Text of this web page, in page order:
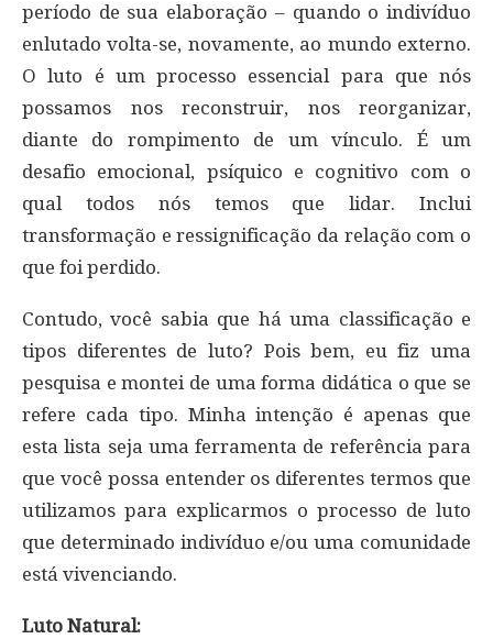
período de sua elaboração – quando o indivíduo
enlutado volta-se, novamente, ao mundo externo.
O luto é um processo essencial para que nós
possamos nos reconstruir, nos reorganizar,
diante do rompimento de um vínculo. É um
desafio emocional, psíquico e cognitivo com o
qual todos nós temos que lidar. Inclui
transformação e ressignificação da relação com o
que foi perdido.
Contudo, você sabia que há uma classificação e
tipos diferentes de luto? Pois bem, eu fiz uma
pesquisa e montei de uma forma didática o que se
refere cada tipo. Minha intenção é apenas que
esta lista seja uma ferramenta de referência para
que você possa entender os diferentes termos que
utilizamos para explicarmos o processo de luto
que determinado indivíduo e/ou uma comunidade
está vivenciando.
Luto Natural: